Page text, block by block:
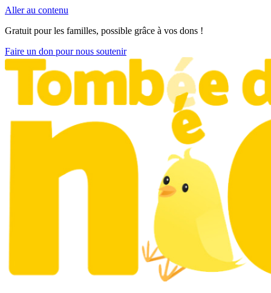
Aller au contenu
Gratuit pour les familles, possible grâce à vos dons !
Faire un don pour nous soutenir